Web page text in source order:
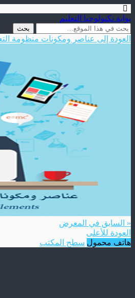
بوابة تكنولوجيا التعليم
العودة إلى عناصر ومكونات منظومة
« السابق في المعرض
العودة للأعلى
هاتف محمول سطح المكتب